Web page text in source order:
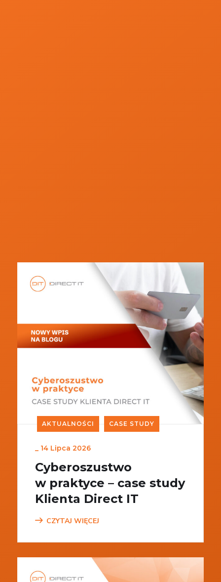
AKTUALNOŚCI CASE STUDY
_ 14 Lipca 2026
Cyberoszustwo
w praktyce – case study
Klienta Direct IT
CZYTAJ WIĘCEJ